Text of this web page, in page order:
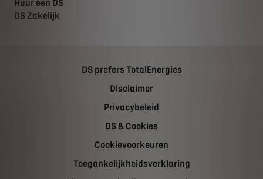
Huur een DS
DS Zakelijk
DS prefers TotalEnergies
Disclaimer
Privacybeleid
DS & Cookies
Cookievoorkeuren
Toegankelijkheidsverklaring